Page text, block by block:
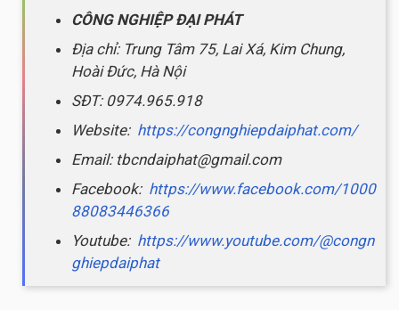
CÔNG NGHIỆP ĐẠI PHÁT
Địa chỉ: Trung Tâm 75, Lai Xá, Kim Chung,
Hoài Đức, Hà Nội
SĐT: 0974.965.918
Website: https://congnghiepdaiphat.com/
Email: tbcndaiphat@gmail.com
Facebook: https://www.facebook.com/1000
88083446366
Youtube: https://www.youtube.com/@congn
ghiepdaiphat